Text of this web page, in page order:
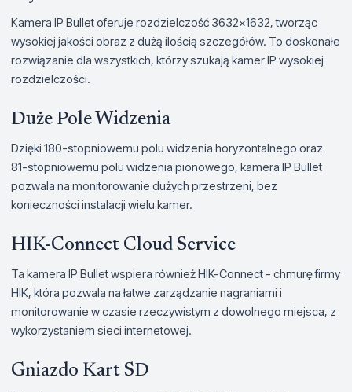
Kamera IP Bullet oferuje rozdzielczość 3632x1632, tworząc
wysokiej jakości obraz z dużą ilością szczegółów. To doskonałe
rozwiązanie dla wszystkich, którzy szukają kamer IP wysokiej
rozdzielczości.
Duże Pole Widzenia
Dzięki 180-stopniowemu polu widzenia horyzontalnego oraz
81-stopniowemu polu widzenia pionowego, kamera IP Bullet
pozwala na monitorowanie dużych przestrzeni, bez
konieczności instalacji wielu kamer.
HIK-Connect Cloud Service
Ta kamera IP Bullet wspiera również HIK-Connect - chmurę firmy
HIK, która pozwala na łatwe zarządzanie nagraniami i
monitorowanie w czasie rzeczywistym z dowolnego miejsca, z
wykorzystaniem sieci internetowej.
Gniazdo Kart SD